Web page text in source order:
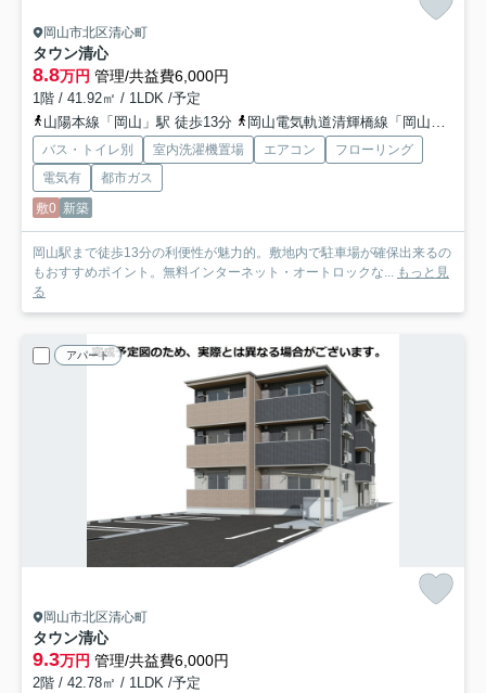
岡山市北区清心町
タウン清心
8.8万円 管理/共益費6,000円
1階 / 41.92㎡ / 1LDK /予定
山陽本線「岡山」駅 徒歩13分
岡山電気軌道清輝橋線「岡山駅前」駅 徒歩15分
バス・トイレ別 室内洗濯機置場 エアコン
フローリング
電気有
都市ガス
敷0 新築
岡山駅まで徒歩13分の利便性が魅力的。敷地内で駐車場が確保出来るの
もおすすめポイント。無料インターネット・オートロックな... もっと見
る
アパート
岡山市北区清心町
タウン清心
9.3万円 管理/共益費6,000円
2階 / 42.78㎡ / 1LDK /予定